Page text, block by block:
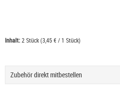
Inhalt:2 Stück (3,45 € / 1 Stück)
Zubehör direkt mitbestellen